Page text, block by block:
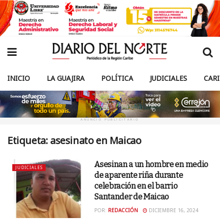
INICIO LA GUAJIRA POLÍTICA JUDICIALES
ANUNCIO PUBLICITARIO
Etiqueta: asesinato en Maicao
JUDICIALES
Asesinan a un hombre en medio
de aparente riña durante
celebración en el barrio
Santander de Maicao
POR: REDACCIÓN DICIEMBRE 16, 2024